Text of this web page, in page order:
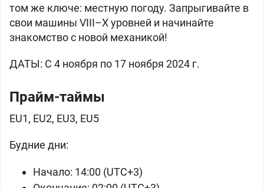
том же ключе: местную погоду. Запрыгивайте в
свои машины VIII–X уровней и начинайте
знакомство с новой механикой!
ДАТЫ: С 4 ноября по 17 ноября 2024 г.
Прайм-таймы
EU1, EU2, EU3, EU5
Будние дни:
Начало: 14:00 (UTC+3)